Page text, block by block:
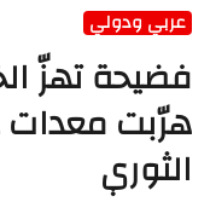
عربي ودولي
فضيحة تهزّ
هرّبت معدات
الثوري